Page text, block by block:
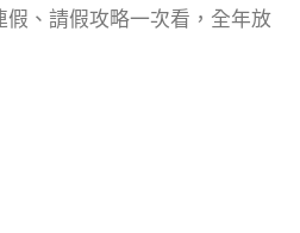
假、請假攻略一次看，全年放